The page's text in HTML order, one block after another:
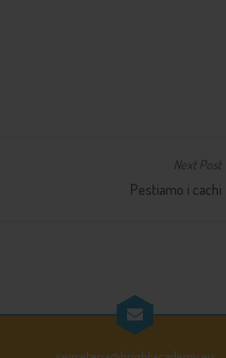
Next Post
Pestiamo i cachi